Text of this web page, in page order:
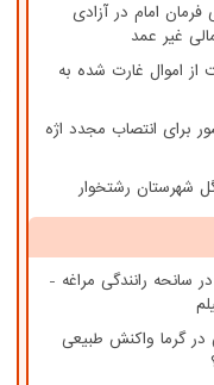
امام در آزادی
۵۸۰ همت از اموال غارت شده به
برای انتصاب مجدد اژه
شهرستان رشتخوار
سانحه رانندگی مراغه -
گرما واکنش طبیعی